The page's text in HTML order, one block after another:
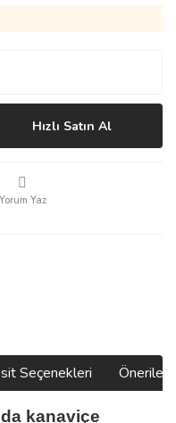
Hızlı Satın Al
Yorum Yaz
Seçenekleri
kanaviçe